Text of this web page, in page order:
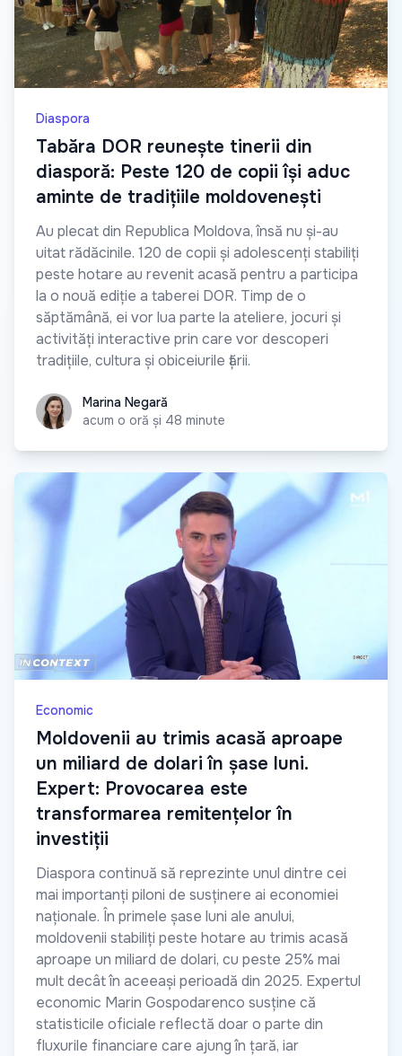
Diaspora
Tabăra DOR reunește tinerii din
diasporă: Peste 120 de copii își aduc
aminte de tradițiile moldovenești
Au plecat din Republica Moldova, însă nu și-au
uitat rădăcinile. 120 de copii și adolescenți stabiliți
peste hotare au revenit acasă pentru a participa
la o nouă ediție a taberei DOR. Timp de o
săptămână, ei vor lua parte la ateliere, jocuri și
activități interactive prin care vor descoperi
tradițiile, cultura și obiceiurile țării.
Marina Negară
Marina Negară
acum o oră și 48 minute
Economic
Moldovenii au trimis acasă aproape
un miliard de dolari în șase luni.
Expert: Provocarea este
transformarea remitențelor în
investiții
Diaspora continuă să reprezinte unul dintre cei
mai importanți piloni de susținere ai economiei
naționale. În primele șase luni ale anului,
moldovenii stabiliți peste hotare au trimis acasă
aproape un miliard de dolari, cu peste 25% mai
mult decât în aceeași perioadă din 2025. Expertul
economic Marin Gospodarenco susține că
statisticile oficiale reflectă doar o parte din
fluxurile financiare care ajung în țară, iar